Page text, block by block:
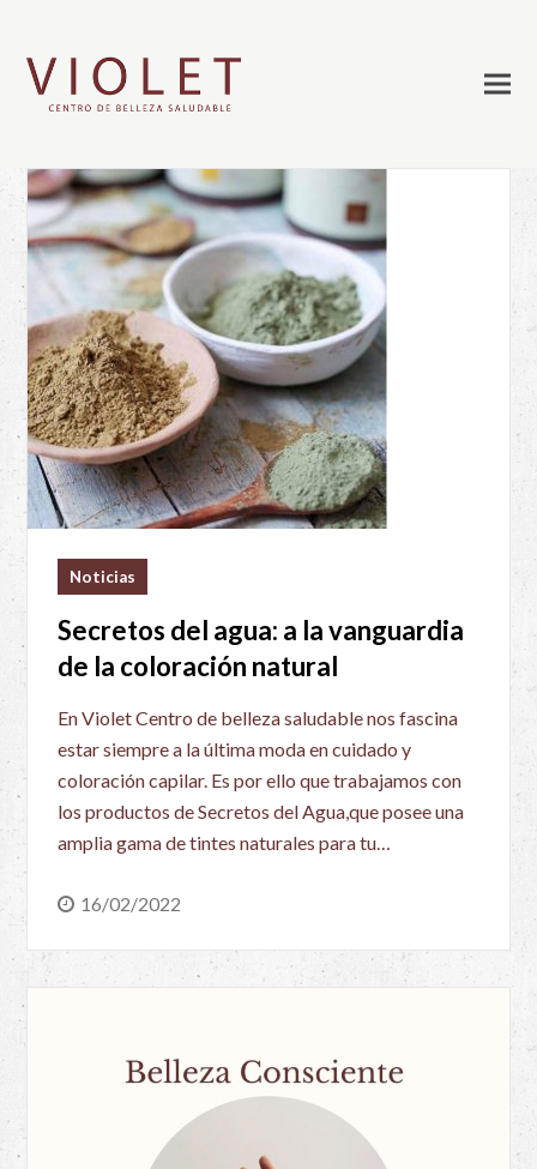
Noticias
Secretos del agua: a la vanguardia
de la coloración natural
En Violet Centro de belleza saludable nos fascina
estar siempre a la última moda en cuidado y
coloración capilar. Es por ello que trabajamos con
los productos de Secretos del Agua,que posee una
amplia gama de tintes naturales para tu…
16/02/2022